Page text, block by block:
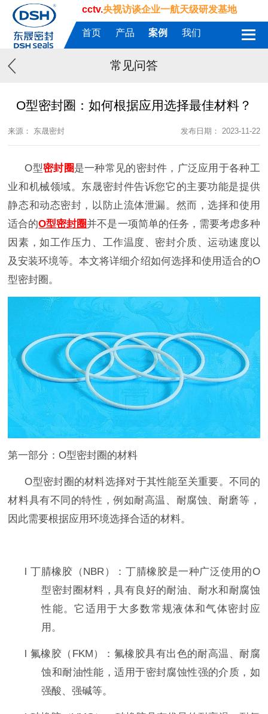
cctv.央视访谈企业一航天级研发基地
首页 产品 案例 我们
常见问答
O型密封圈：如何根据应用选择最佳材料？
来源： 东晟密封 发布日期： 2023-11-22
O型密封圈是一种常见的密封件，广泛应用于各种工
业和机械领域。 东晟密封件告诉您它的主要功能是提供
静态和动态密封，以防止流体泄漏。然而，选择和使用
适合的O型密封圈并不是一项简单的任务，需要考虑多种
因素，如工作压力、工作温度、密封介质、运动速度以
及安装环境等。本文将详细介绍如何选择和使用适合的O
型密封圈。
第一部分：O型密封圈的材料
O型密封圈的材料选择对于其性能至关重要。不同的
材料具有不同的特性，例如耐高温、耐腐蚀、耐磨等，
因此需要根据应用环境选择合适的材料。
l丁腈橡胶（ NBR）：丁腈橡胶是一种广泛使用的O
型密封圈材料，具有良好的耐油、耐水和耐腐蚀
性能。它适用于大多数常规液体和气体密封应
用。
氟橡胶（ FKM ）：氟橡胶具有出色的耐高温、耐腐
蚀和耐油性能，适用于密封腐蚀性强的介质，如
强酸、强碱等。